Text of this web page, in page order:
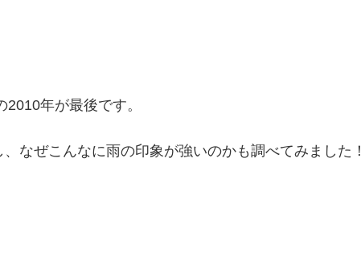
年が最後です。
なぜこんなに雨の印象が強いのかも調べてみました！